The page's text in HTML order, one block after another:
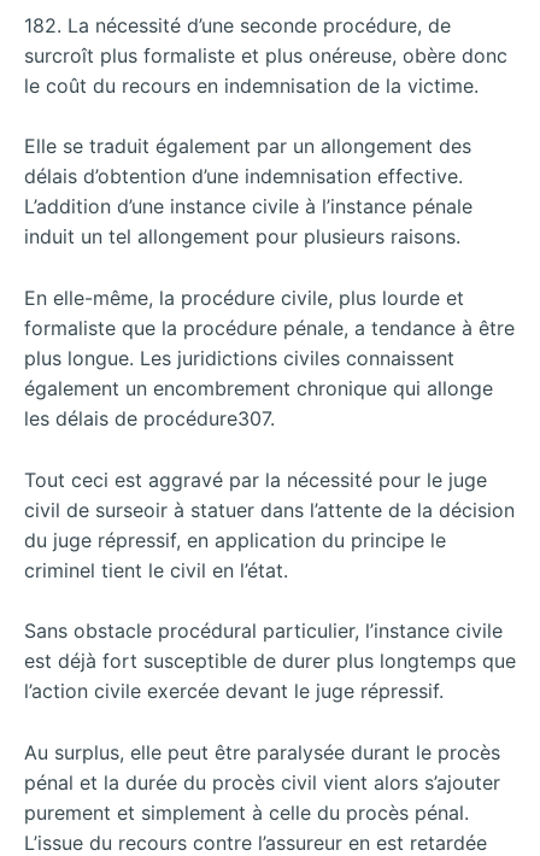
182. La nécessité d’une seconde procédure, de
surcroît plus formaliste et plus onéreuse, obère donc
le coût du recours en indemnisation de la victime.
Elle se traduit également par un allongement des
délais d’obtention d’une indemnisation effective.
L’addition d’une instance civile à l’instance pénale
induit un tel allongement pour plusieurs raisons.
En elle-même, la procédure civile, plus lourde et
formaliste que la procédure pénale, a tendance à être
plus longue. Les juridictions civiles connaissent
également un encombrement chronique qui allonge
les délais de procédure307.
Tout ceci est aggravé par la nécessité pour le juge
civil de surseoir à statuer dans l’attente de la décision
du juge répressif, en application du principe le
criminel tient le civil en l’état.
Sans obstacle procédural particulier, l’instance civile
est déjà fort susceptible de durer plus longtemps que
l’action civile exercée devant le juge répressif.
Au surplus, elle peut être paralysée durant le procès
pénal et la durée du procès civil vient alors s’ajouter
purement et simplement à celle du procès pénal.
L’issue du recours contre l’assureur en est retardée